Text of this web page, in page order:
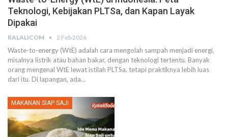
Teknologi, Kebijakan PLTSa, dan Kapan Layak
Dipakai
RALALICOM 2 Feb 2026
Waste-to-energy (WtE) adalah cara mengolah sampah menjadi energi,
misalnya listrik atau bahan bakar, dengan teknologi tertentu. Banyak
orang mengenal WtE lewat istilah PLTSa, tetapi praktiknya lebih luas
dari itu. Di lapangan, ada…
MAKANAN SIAP SAJI